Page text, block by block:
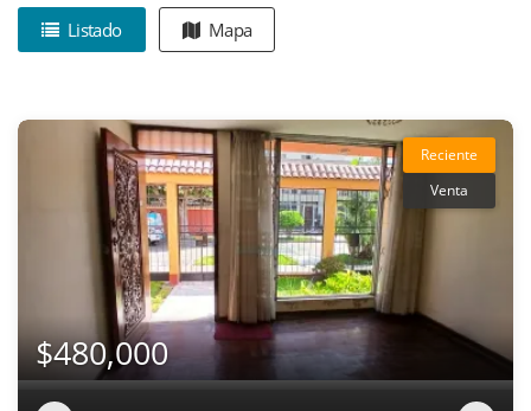
Listado Mapa
Reciente
Venta
$480,000